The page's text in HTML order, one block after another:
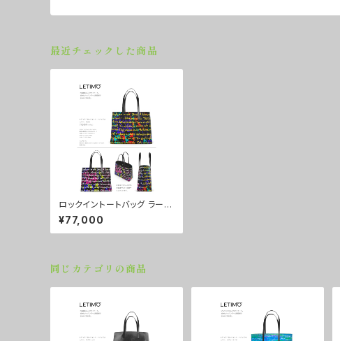
最近チェックした商品
ロックイントートバッグ ラージ
サイズ カラー/POWER ■
配送まで約１か月
¥77,000
同じカテゴリの商品